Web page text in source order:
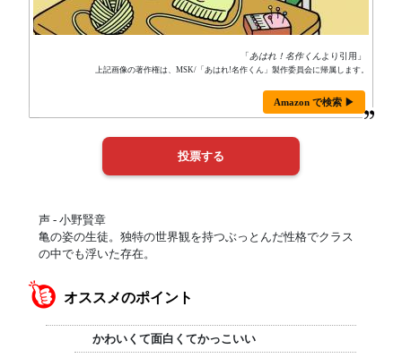
「あはれ！名作くん より引用」
上記画像の著作権は、MSK/「あはれ!名作くん」製作委員会に帰属します。
Amazon で検索 ▶
声 - 小野賢章
亀の姿の生徒。独特の世界観を持つぶっとんだ性格でクラス
の中でも浮いた存在。
オススメのポイント
かわいくて面白くてかっこいい